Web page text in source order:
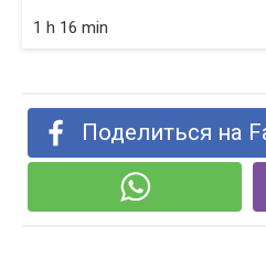
1 h 16 min
Поделиться на